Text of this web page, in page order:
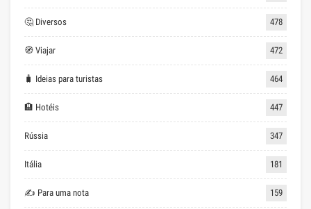
🤔 Diversos 478
🧭 Viajar 472
🧳 Ideias para turistas 464
🏨 Hotéis 447
Rússia 347
Itália 181
✍ Para uma nota 159